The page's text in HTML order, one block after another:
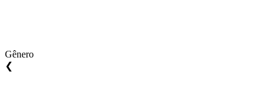
Gênero
❮